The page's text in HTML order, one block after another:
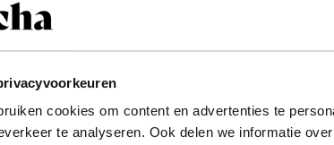
cookies om content en advertenties te
te analyseren. Ook delen we informatie